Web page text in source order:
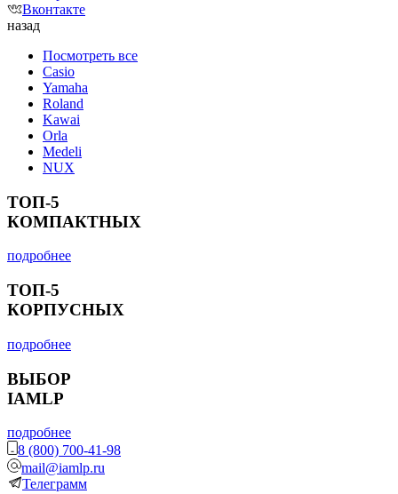
Вконтакте
назад
Посмотреть все
Casio
Yamaha
Roland
Kawai
Orla
Medeli
NUX
ТОП-5
КОМПАКТНЫХ
подробнее
ТОП-5
КОРПУСНЫХ
подробнее
ВЫБОР
IAMLP
подробнее
8 (800) 700-41-98
mail@iamlp.ru
Телеграмм